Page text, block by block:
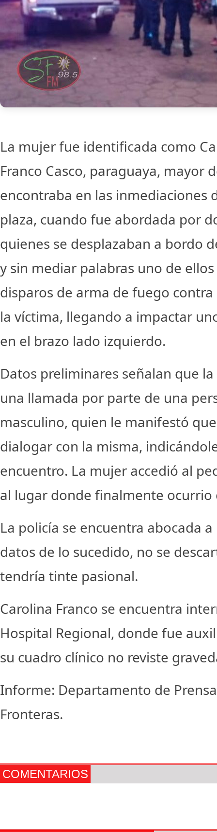
La mujer fue identificada como
Franco Casco, paraguaya, mayor
encontraba en las inmediaciones
plaza, cuando fue abordada por
quienes se desplazaban a bordo
y sin mediar palabras uno de
disparos de arma de fuego
la víctima, llegando a impactar
en el brazo lado izquierdo.
Datos preliminares señalan que
una llamada por parte de una
masculino, quien le manifestó
dialogar con la misma,
encuentro. La mujer accedió al
al lugar donde finalmente ocurrio
La policía se encuentra abocada
datos de lo sucedido, no se
tendría tinte pasional.
Carolina Franco se encuentra
Hospital Regional, donde fue
su cuadro clínico no reviste
Informe: Departamento de
Fronteras.
COMENTARIOS